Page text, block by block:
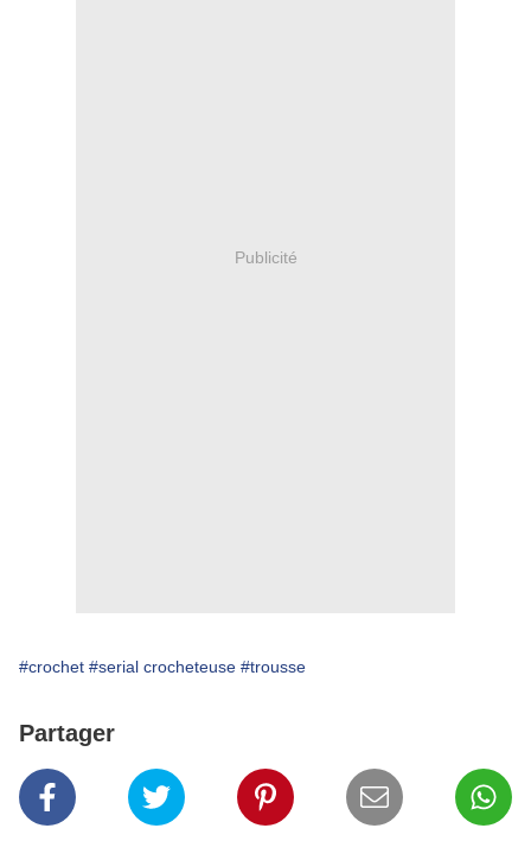
Publicité
#crochet #serial crocheteuse #trousse
Partager